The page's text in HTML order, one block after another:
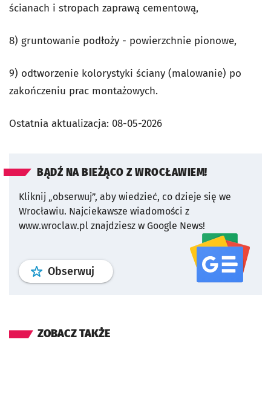
ścianach i stropach zaprawą cementową,
8) gruntowanie podłoży - powierzchnie pionowe,
9) odtworzenie kolorystyki ściany (malowanie) po
zakończeniu prac montażowych.
Ostatnia aktualizacja: 08-05-2026
BĄDŹ NA BIEŻĄCO Z WROCŁAWIEM!
Kliknij „obserwuj”, aby wiedzieć, co dzieje się we
Wrocławiu. Najciekawsze wiadomości z
www.wroclaw.pl znajdziesz w Google News!
Obserwuj profil serwisu
ZOBACZ TAKŻE